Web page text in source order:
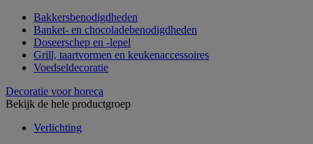
Bakkersbenodigdheden
Banket- en chocoladebenodigdheden
Doseerschep en -lepel
Grill, taartvormen en keukenaccessoires
Voedseldecoratie
Decoratie voor horeca
Bekijk de hele productgroep
Verlichting